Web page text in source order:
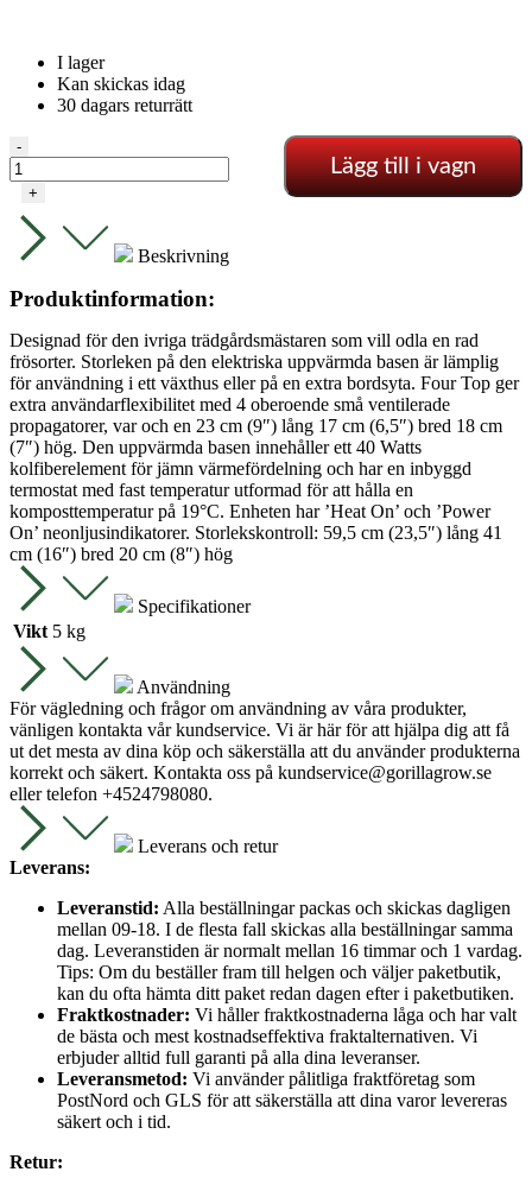
I lager
Kan skickas idag
30 dagars returrätt
Garland
–
XL
Propagator
mängd
-
+
Lägg till i vagn
Beskrivning
Produktinformation:
Designad för den ivriga trädgårdsmästaren som vill odla en rad
frösorter. Storleken på den elektriska uppvärmda basen är lämplig
för användning i ett växthus eller på en extra bordsyta. Four Top ger
extra användarflexibilitet med 4 oberoende små ventilerade
propagatorer, var och en 23 cm (9″) lång 17 cm (6,5″) bred 18 cm
(7″) hög. Den uppvärmda basen innehåller ett 40 Watts
kolfiberelement för jämn värmefördelning och har en inbyggd
termostat med fast temperatur utformad för att hålla en
komposttemperatur på 19°C. Enheten har ’Heat On’ och ’Power
On’ neonljusindikatorer. Storlekskontroll: 59,5 cm (23,5″) lång 41
cm (16″) bred 20 cm (8″) hög
Specifikationer
Vikt 5 kg
Användning
För vägledning och frågor om användning av våra produkter,
vänligen kontakta vår kundservice. Vi är här för att hjälpa dig att få
ut det mesta av dina köp och säkerställa att du använder produkterna
korrekt och säkert. Kontakta oss på kundservice@gorillagrow.se
eller telefon +4524798080.
Leverans och retur
Leverans:
Leveranstid: Alla beställningar packas och skickas dagligen
mellan 09-18. I de flesta fall skickas alla beställningar samma
dag. Leveranstiden är normalt mellan 16 timmar och 1 vardag.
Tips: Om du beställer fram till helgen och väljer paketbutik,
kan du ofta hämta ditt paket redan dagen efter i paketbutiken.
Fraktkostnader: Vi håller fraktkostnaderna låga och har valt
de bästa och mest kostnadseffektiva fraktalternativen. Vi
erbjuder alltid full garanti på alla dina leveranser.
Leveransmetod: Vi använder pålitliga fraktföretag som
PostNord och GLS för att säkerställa att dina varor levereras
säkert och i tid.
Retur: